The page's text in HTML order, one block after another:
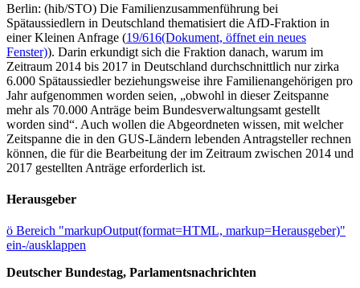
Berlin: (hib/STO) Die Familienzusammenführung bei
Spätaussiedlern in Deutschland thematisiert die AfD-Fraktion in
einer Kleinen Anfrage (19/616(Dokument, öffnet ein neues
Fenster)). Darin erkundigt sich die Fraktion danach, warum im
Zeitraum 2014 bis 2017 in Deutschland durchschnittlich nur zirka
6.000 Spätaussiedler beziehungsweise ihre Familienangehörigen pro
Jahr aufgenommen worden seien, „obwohl in dieser Zeitspanne
mehr als 70.000 Anträge beim Bundesverwaltungsamt gestellt
worden sind“. Auch wollen die Abgeordneten wissen, mit welcher
Zeitspanne die in den GUS-Ländern lebenden Antragsteller rechnen
können, die für die Bearbeitung der im Zeitraum zwischen 2014 und
2017 gestellten Anträge erforderlich ist.
Herausgeber
ö Bereich "markupOutput(format=HTML, markup=Herausgeber)"
ein-/ausklappen
Deutscher Bundestag, Parlamentsnachrichten